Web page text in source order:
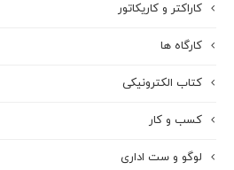
کاراکتر و کاریکاتور
کارگاه ها
کتاب الکترونیکی
کسب و کار
لوگو و ست اداری